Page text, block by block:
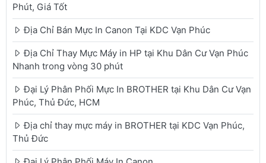
Phút, Giá Tốt
Địa Chỉ Bán Mực In Canon Tại KDC Vạn Phúc
Địa Chỉ Thay Mực Máy in HP tại Khu Dân Cư Vạn Phúc
Nhanh trong vòng 30 phút
Đại Lý Phân Phối Mực In BROTHER tại Khu Dân Cư Vạn
Phúc, Thủ Đức, HCM
Địa chỉ thay mực máy in BROTHER tại KDC Vạn Phúc,
Thủ Đức